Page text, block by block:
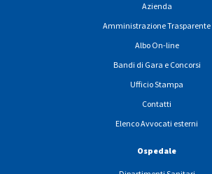
Azienda
Amministrazione Trasparente
Albo On-line
Bandi di Gara e Concorsi
Ufficio Stampa
Contatti
Elenco Avvocati esterni
Ospedale